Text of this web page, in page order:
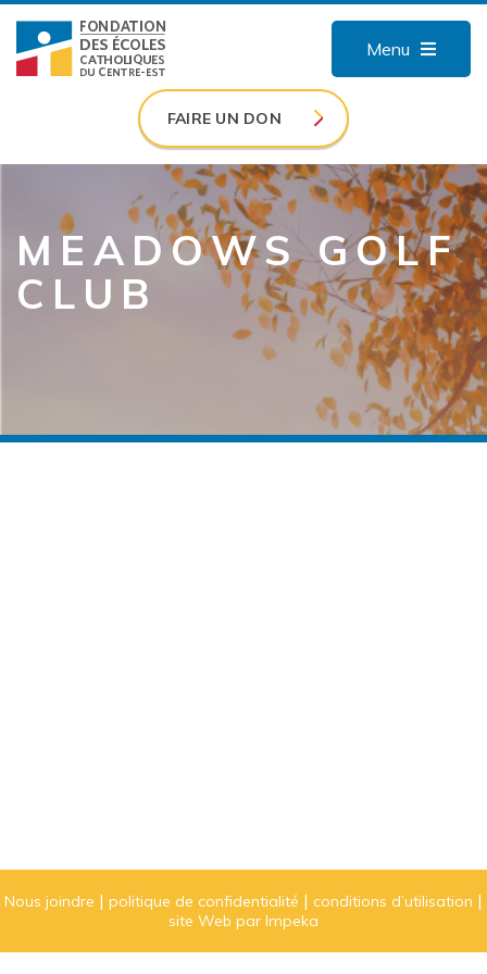
Menu
FAIRE UN DON
MEADOWS GOLF
CLUB
Nous joindre politique de confidentialité
conditions d’utilisation
site Web par Impeka